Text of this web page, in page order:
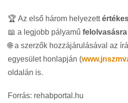
🏆 Az első három helyezett
📖 a legjobb pályamű felolvasásra
🌐 a szerzők hozzájárulásával az
egyesület honlapján (
oldalán is.
Forrás: rehabportal.hu